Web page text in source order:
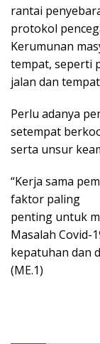
rantai
protokol
Kerumunan
tempat, seperti
jalan dan
Perlu adanya
setempat
serta unsur
“Kerja sama
faktor paling
penting untuk
Masalah Covid-
kepatuhan dan
(ME.1)